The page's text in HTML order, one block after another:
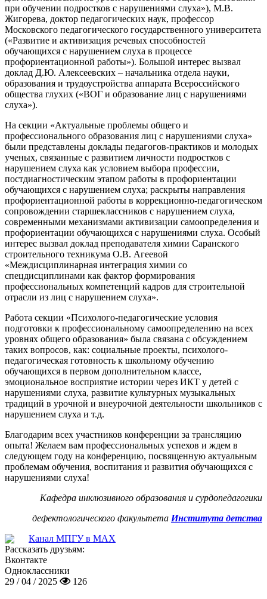
при обучении подростков с нарушениями слуха»), М.В.
Жигорева, доктор педагогических наук, профессор
Московского педагогического государственного университета
(«Развитие и активизация речевых способностей
обучающихся с нарушением слуха в процессе
профориентационной работы»). Большой интерес вызвал
доклад Д.Ю. Алексеевских – начальника отдела науки,
образования и трудоустройства аппарата Всероссийского
общества глухих («ВОГ и образование лиц с нарушениями
слуха»).
На секции «Актуальные проблемы общего и
профессионального образования лиц с нарушениями слуха»
были представлены доклады педагогов-практиков и молодых
ученых, связанные с развитием личности подростков с
нарушением слуха как условием выбора профессии,
постдиагностическим этапом работы в профориентации
обучающихся с нарушением слуха; раскрыты направления
профориентационной работы в коррекционно-педагогическом
сопровождении старшеклассников с нарушением слуха,
современными механизмами активизации самоопределения и
профориентации обучающихся с нарушениями слуха. Особый
интерес вызвал доклад преподавателя химии Саранского
строительного техникума О.В. Агеевой
«Междисциплинарная интеграция химии со
спецдисциплинами как фактор формирования
профессиональных компетенций кадров для строительной
отрасли из лиц с нарушением слуха».
Работа секции «Психолого-педагогические условия
подготовки к профессиональному самоопределению на всех
уровнях общего образования» была связана с обсуждением
таких вопросов, как: социальные проекты, психолого-
педагогическая готовность к школьному обучению
обучающихся в первом дополнительном классе,
эмоциональное восприятие истории через ИКТ у детей с
нарушениями слуха, развитие культурных музыкальных
традиций в урочной и внеурочной деятельности школьников с
нарушением слуха и т.д.
Благодарим всех участников конференции за трансляцию
опыта! Желаем вам профессиональных успехов и ждем в
следующем году на конференцию, посвященную актуальным
проблемам обучения, воспитания и развития обучающихся с
нарушениями слуха!
Кафедра инклюзивного образования и сурдопедагогики
дефектологического факультета Института детства
Канал МПГУ в MAX
Рассказать друзьям:
Вконтакте
Одноклассники
29 / 04 / 2025
126